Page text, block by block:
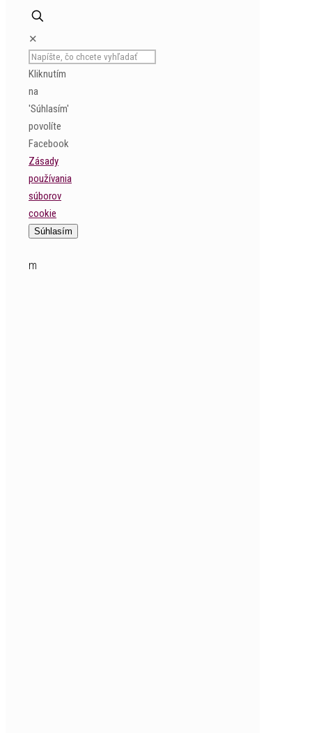
✕
Kliknutím
na
'Súhlasím'
povolíte
Facebook
Zásady
používania
súborov
cookie
Súhlasím
missslovensko